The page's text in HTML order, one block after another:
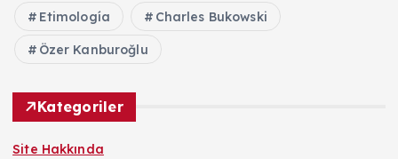
Etimología Charles Bukowski
Özer Kanburoğlu
Kategoriler
Site Hakkında